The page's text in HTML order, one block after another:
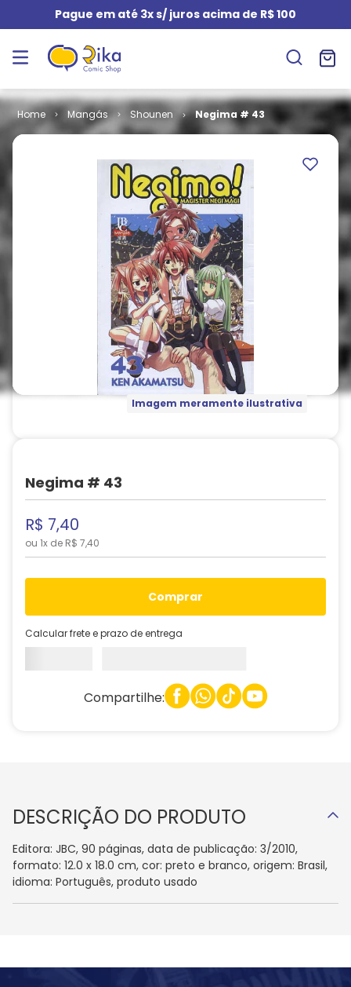
Pague em até 3x s/ juros acima de R$ 100
Mangás Shounen Negima # 43
Imagem meramente ilustrativa
Negima # 43
R$ 7,40
ou 1x de R$ 7,40
comprar
Calcular frete e prazo de entrega
Compartilhe:
DESCRIÇÃO DO PRODUTO
Editora: JBC, 90 páginas, data de publicação: 3/2010,
formato: 12.0 x 18.0 cm, cor: preto e branco, origem: Brasil,
idioma: Português, produto usado